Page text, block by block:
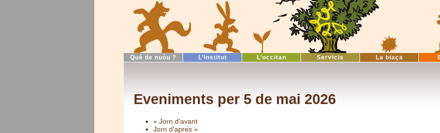
Qué de nuòu ? L’Institut L’occitan Servicis La biaça
Eveniments per 5 de mai 2026
« Jorn d'avant
Jorn d'apres »